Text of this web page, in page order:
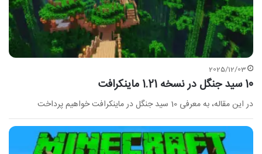
2025/12/03
10 سید جنگل‌ در نسخه 1.21 ماینکرافت
در این مقاله، به معرفی 10 سید جنگل در ماینکرافت خواهیم پرداخت